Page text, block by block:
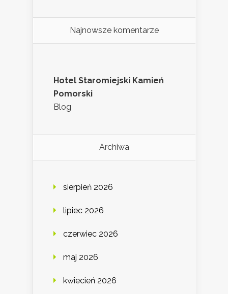
Najnowsze komentarze
Hotel Staromiejski Kamień
Pomorski
Blog
Archiwa
sierpień 2026
lipiec 2026
czerwiec 2026
maj 2026
kwiecień 2026